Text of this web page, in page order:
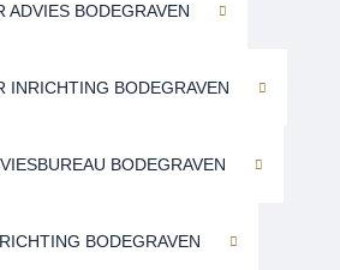
ADVIES BODEGRAVEN
INRICHTING BODEGRAVEN
BODEGRAVEN
BODEGRAVEN